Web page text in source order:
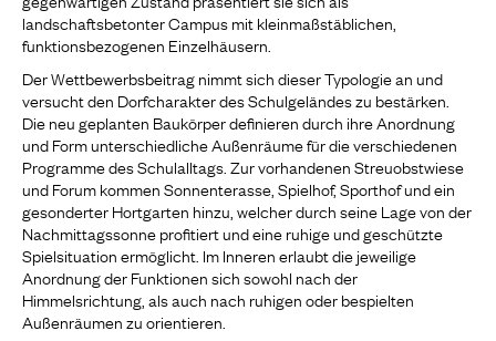
landschaftsbetonter Campus mit kleinmaßstäblichen,
funktionsbezogenen Einzelhäusern.
Der Wettbewerbsbeitrag nimmt sich dieser Typologie an und
versucht den Dorfcharakter des Schulgeländes zu bestärken.
Die neu geplanten Baukörper definieren durch ihre Anordnung
und Form unterschiedliche Außenräume für die verschiedenen
Programme des Schulalltags. Zur vorhandenen Streuobstwiese
und Forum kommen Sonnenterasse, Spielhof, Sporthof und ein
gesonderter Hortgarten hinzu, welcher durch seine Lage von der
Nachmittagssonne profitiert und eine ruhige und geschützte
Spielsituation ermöglicht. Im Inneren erlaubt die jeweilige
Anordnung der Funktionen sich sowohl nach der
Himmelsrichtung, als auch nach ruhigen oder bespielten
Außenräumen zu orientieren.